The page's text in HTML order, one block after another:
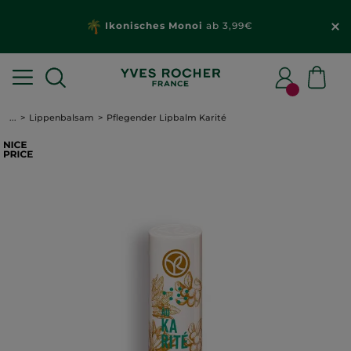
Ikonisches Monoi ab 3,99€
... Lippenbalsam Pflegender Lipbalm Karité